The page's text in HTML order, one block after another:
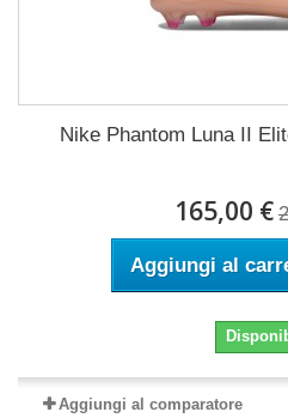
Nike Phantom Luna II
165,00 €
Aggiungi al
Aggiungi al comparatore